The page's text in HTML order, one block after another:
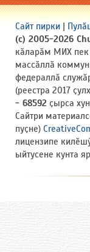
Сайт пирки |
(c) 2005-2026
кӑларӑм МИХ пек
массӑллӑ
федераллӑ
(реестра 2017
- 68592 ҫырса
Сайтри
пуҫне)
лицензипе
ыйтусене кунта